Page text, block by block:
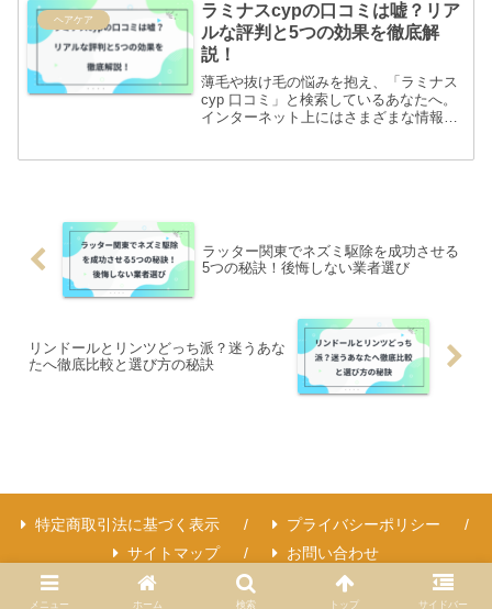
ヘアケア
ラミナスcypの口コミは嘘？リア
ルな評判と5つの効果を徹底解
説！
薄毛や抜け毛の悩みを抱え、「ラミナス
cyp 口コミ」と検索しているあなたへ。
インターネット上にはさまざまな情報が
ラッター関東でネズミ駆除を成功させる
5つの秘訣！後悔しない業者選び
リンドールとリンツどっち派？迷うあな
たへ徹底比較と選び方の秘訣
特定商取引法に基づく表示
プライバシーポリシー
サイトマップ
お問い合わせ
Copyright © 2022-2026 トップスラン All Rights Reserved.
メニュー ホーム 検索 トップ サイドバー